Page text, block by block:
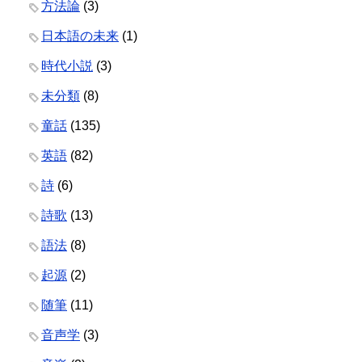
方法論 (3)
日本語の未来 (1)
時代小説 (3)
未分類 (8)
童話 (135)
英語 (82)
詩 (6)
詩歌 (13)
語法 (8)
起源 (2)
随筆 (11)
音声学 (3)